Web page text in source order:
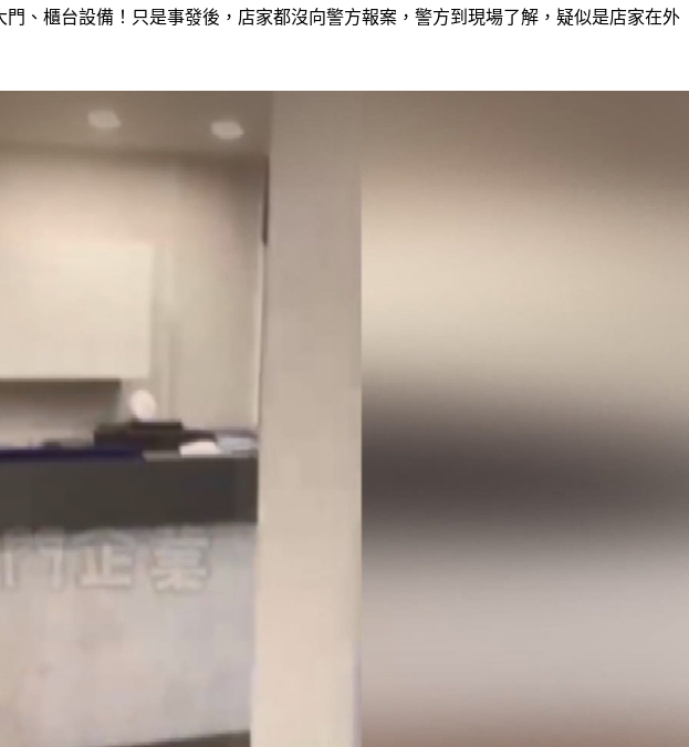
、櫃台設備！只是事發後，店家都沒向警方報案，警方到現場了解，疑似是店家在外